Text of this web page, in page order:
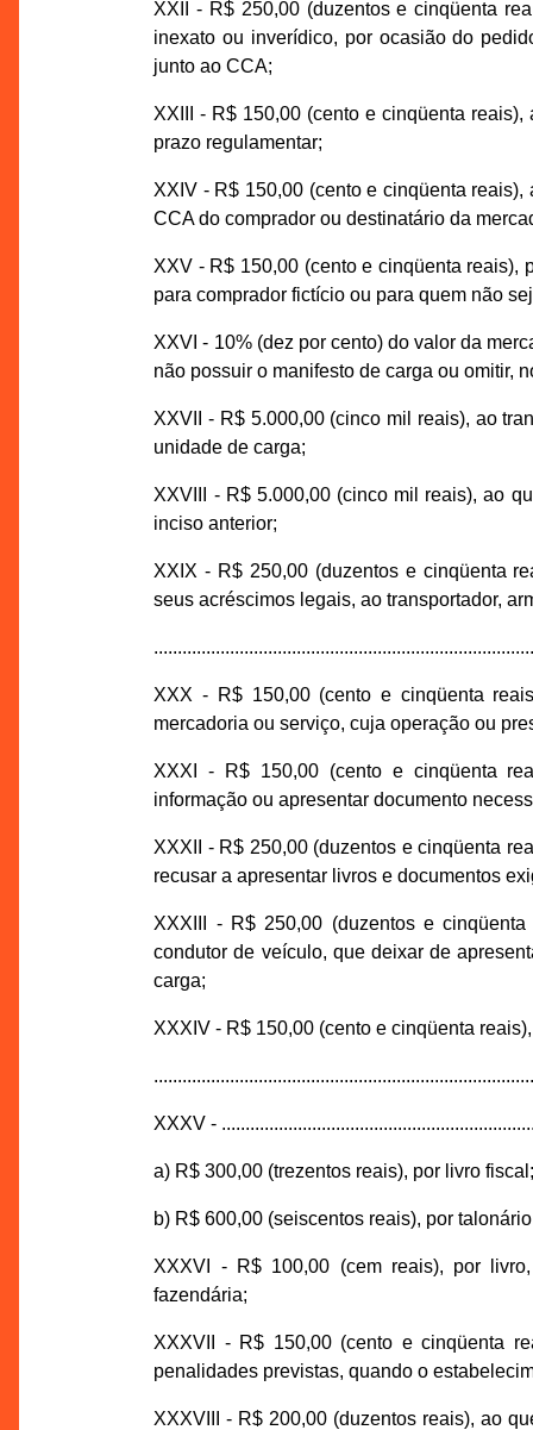
XXII - R$ 250,00 (duzentos e cinqüenta
inexato ou inverídico, por ocasião do
junto ao CCA;
XXIII - R$ 150,00 (cento e cinqüenta
prazo regulamentar;
XXIV - R$ 150,00 (cento e cinqüenta
CCA do comprador ou destinatário da
XXV - R$ 150,00 (cento e cinqüenta reais),
para comprador fictício ou para quem não
XXVI - 10% (dez por cento) do valor da
não possuir o manifesto de carga ou omitir,
XXVII - R$ 5.000,00 (cinco mil reais), ao
unidade de carga;
XXVIII - R$ 5.000,00 (cinco mil reais), ao
inciso anterior;
XXIX - R$ 250,00 (duzentos e cinqüenta
seus acréscimos legais, ao transportador,
XXX - R$ 150,00 (cento e cinqüenta
mercadoria ou serviço, cuja operação ou
XXXI - R$ 150,00 (cento e cinqüenta
informação ou apresentar documento
XXXII - R$ 250,00 (duzentos e cinqüenta
recusar a apresentar livros e documentos
XXXIII - R$ 250,00 (duzentos e
condutor de veículo, que deixar de
carga;
XXXIV - R$ 150,00 (cento e cinqüenta
XXXV -
a) R$ 300,00 (trezentos reais), por livro
b) R$ 600,00 (seiscentos reais), por
XXXVI - R$ 100,00 (cem reais), por
fazendária;
XXXVII - R$ 150,00 (cento e cinqüenta
penalidades previstas, quando o
XXXVIII - R$ 200,00 (duzentos reais), ao